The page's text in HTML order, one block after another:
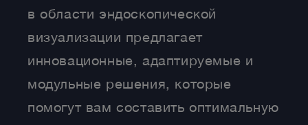
в области эндоскопической
визуализации предлагает
инновационные, адаптируемые и
модульные решения, которые
помогут вам составить оптимальную